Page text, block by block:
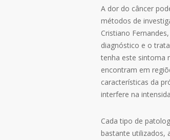
A dor do câncer
métodos de
Cristiano
diagnóstico e o
tenha este sintoma
encontram em
características da
interfere na
Cada tipo de
bastante utilizados,